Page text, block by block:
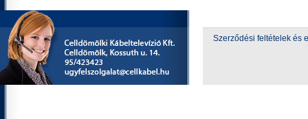
Szerződési feltételek és